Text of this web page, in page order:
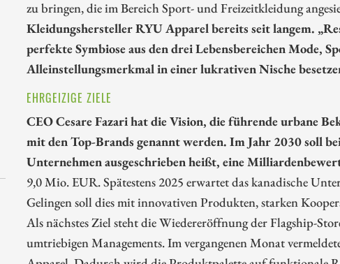
zu bringen, die im Bereich Sport- und Freizeitkleidung
Kleidungshersteller RYU Apparel bereits seit langem.
perfekte Symbiose aus den drei Lebensbereichen Mode,
Alleinstellungsmerkmal in einer lukrativen Nische
EHRGEIZIGE ZIELE
CEO Cesare Fazari hat die Vision, die führende urbane
mit den Top-Brands genannt werden. Im Jahr 2030 soll
Unternehmen ausgeschrieben heißt, eine
9,0 Mio. EUR. Spätestens 2025 erwartet das kanadische
Gelingen soll dies mit innovativen Produkten, starken
Als nächstes Ziel steht die Wiedereröffnung der Flagship-
umtriebigen Managements. Im vergangenen Monat